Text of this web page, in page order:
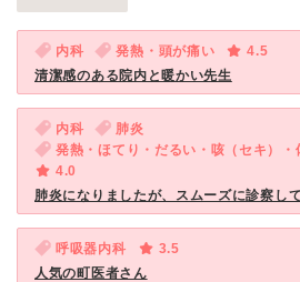
内科 発熱・頭が痛い
4.5
清潔感のある院内と暖かい先生
内科
肺炎
発熱・ほてり・だるい・咳（セキ）
4.0
肺炎になりましたが、スムーズに診察し
呼吸器内科
3.5
人気の町医者さん